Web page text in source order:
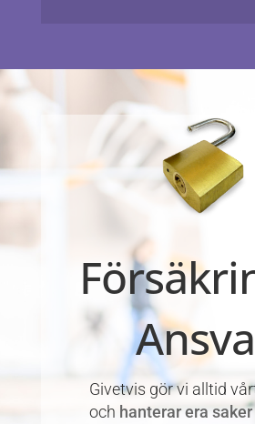
Givetvis gör vi alltid
och hanterar era